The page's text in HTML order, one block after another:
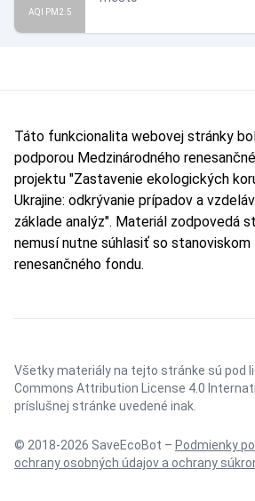
AQI PM2.5
Táto funkcionalita webovej stránky
podporou Medzinárodného
projektu "Zastavenie ekologických
Ukrajine: odkrývanie prípadov a
základe analýz". Materiál zodpovedá
nemusí nutne súhlasiť so stanoviskom
renesančného fondu.
Všetky materiály na tejto stránke sú pod
Commons Attribution License 4.0
príslušnej stránke uvedené inak.
© 2018-2026 SaveEcoBot – Podmienky
ochrany osobných údajov a ochrany